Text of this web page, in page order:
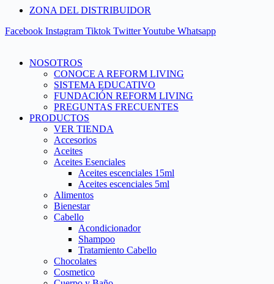
ZONA DEL DISTRIBUIDOR
Facebook Instagram Tiktok TwitterYoutube Whatsapp
NOSOTROS
CONOCE A REFORM LIVING
SISTEMA EDUCATIVO
FUNDACIÓN REFORM LIVING
PREGUNTAS FRECUENTES
PRODUCTOS
VER TIENDA
Accesorios
Aceites
Aceites Esenciales
Aceites escenciales 15ml
Aceites escenciales 5ml
Alimentos
Bienestar
Cabello
Acondicionador
Shampoo
Tratamiento Cabello
Chocolates
Cosmetico